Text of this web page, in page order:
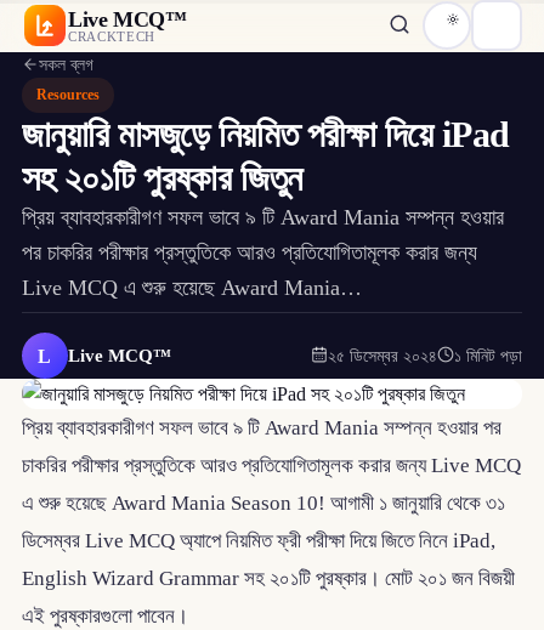
Live MCQ™
CRACKTECH
সকল ব্লগ
Resources
জানুয়ারি মাসজুড়ে নিয়মিত পরীক্ষা দিয়ে iPad
সহ ২০১টি পুরষ্কার জিতুন
প্রিয় ব্যাবহারকারীগণ সফল ভাবে ৯ টি Award Mania সম্পন্ন হওয়ার
পর চাকরির পরীক্ষার প্রস্তুতিকে আরও প্রতিযোগিতামূলক করার জন্য
Live MCQ এ শুরু হয়েছে Award Mania…
L Live MCQ™ ২৫ ডিসেম্বর ২০২৪ ১ মিনিট পড়া
প্রিয় ব্যাবহারকারীগণ সফল ভাবে ৯ টি Award Mania সম্পন্ন হওয়ার পর
চাকরির পরীক্ষার প্রস্তুতিকে আরও প্রতিযোগিতামূলক করার জন্য Live MCQ
এ শুরু হয়েছে Award Mania Season 10! আগামী ১ জানুয়ারি থেকে ৩১
ডিসেম্বর Live MCQ অ্যাপে নিয়মিত ফ্রী পরীক্ষা দিয়ে জিতে নিনে iPad,
English Wizard Grammar সহ ২০১টি পুরষ্কার। মোট ২০১ জন বিজয়ী
এই পুরষ্কারগুলো পাবেন।